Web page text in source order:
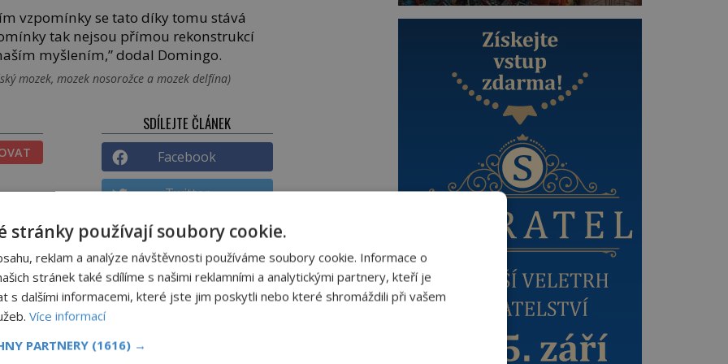
vzpomínky se tato díky tomu stává
tak nejsou přímou rekonstrukcí
myšlením,” dodal Domingo.
mozek, mozek nosorožce a mozek delfína)
SDÍLEJTE ČLÁNEK
Facebook
Twitter
Pinterest
Email
Nespoutaná herečka Bette
stránky používají soubory cookie.
reklam a analýze návštěvnosti používáme soubory cookie. Informace o
stránek také sdílíme s našimi reklamními a analytickými partnery, kteří je
s dalšími informacemi, které jste jim poskytli nebo které shromáždili při vašem
Více informací
PARTNERY (1616) →